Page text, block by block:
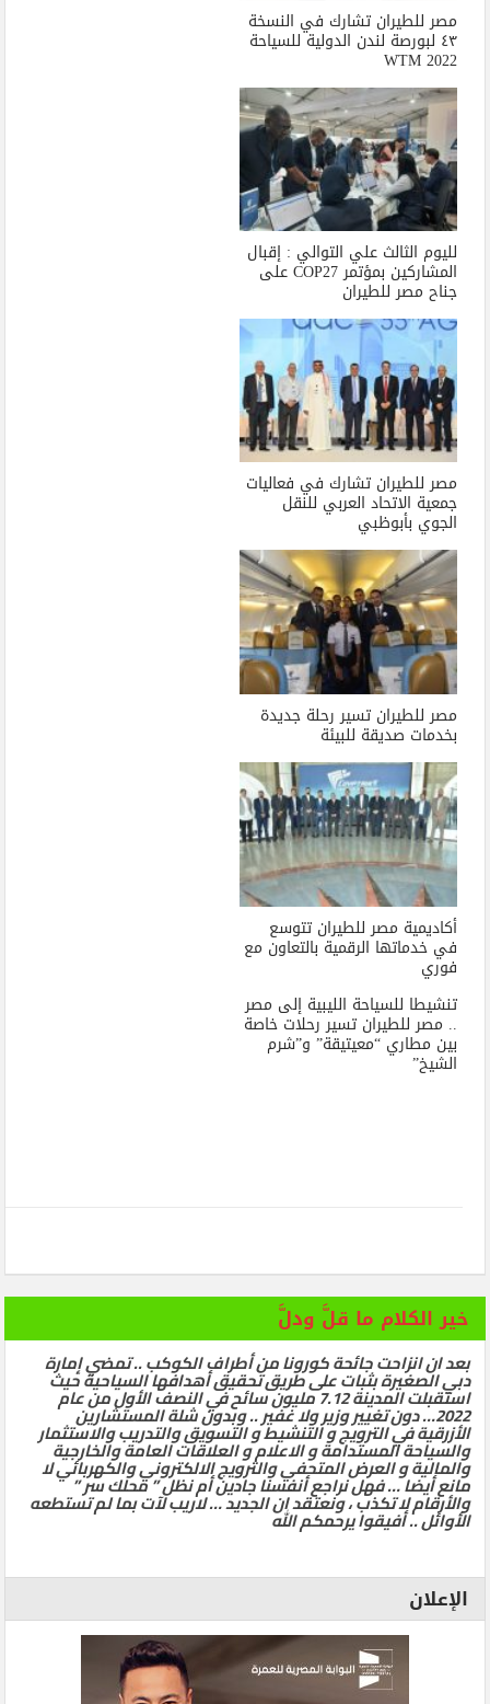
مصر للطيران تشارك في النسخة
٤٣ لبورصة لندن الدولية للسياحة
WTM 2022
لليوم الثالث علي التوالي : إقبال
المشاركين بمؤتمر COP27 على
جناح مصر للطيران
مصر للطيران تشارك في فعاليات
جمعية الاتحاد العربي للنقل
الجوي بأبوظبي
مصر للطيران تسير رحلة جديدة
بخدمات صديقة للبيئة
أكاديمية مصر للطيران تتوسع
في خدماتها الرقمية بالتعاون مع
فوري
تنشيطا للسياحة الليبية إلى مصر
.. مصر للطيران تسير رحلات خاصة
بين مطاري “معيتيقة” و”شرم
الشيخ”
خير الكلام ما قلَّ ودلَّ
بعد ان انزاحت جائحة كورونا من أطراف الكوكب .. تمضي إمارة
دبي الصغيرة بثبات على طريق تحقيق أهدافها السياحية حيث
استقبلت المدينة 7.12 مليون سائح في النصف الأول من عام
2022… دون تغيير وزير ولا غفير .. وبدون شلة المستشارين
الأزرقية في الترويج و التنشيط و التسويق والتدريب والاستثمار
والسياحة المستدامة و الاعلام و العلاقات العامة والخارجية
والمالية و العرض المتحفي والترويج الالكتروني والكهربائي لا
مانع أيضا … فهل نراجع أنفسنا جادين أم نظل ” محلك سر ”
والأرقام لا تكذب ، ونعتقد ان الجديد … لاريب لآت بما لم تستطعه
الأوائل .. أفيقوا يرحمكم الله
الإعلان